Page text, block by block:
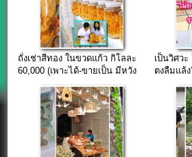
ถั่งเช่าสีทอง ในขวดแก้ว กิโลละ
60,000 (เพาะได้-ขายเป็น มีหวัง
เป็นวิศว
ตงลืมแล้